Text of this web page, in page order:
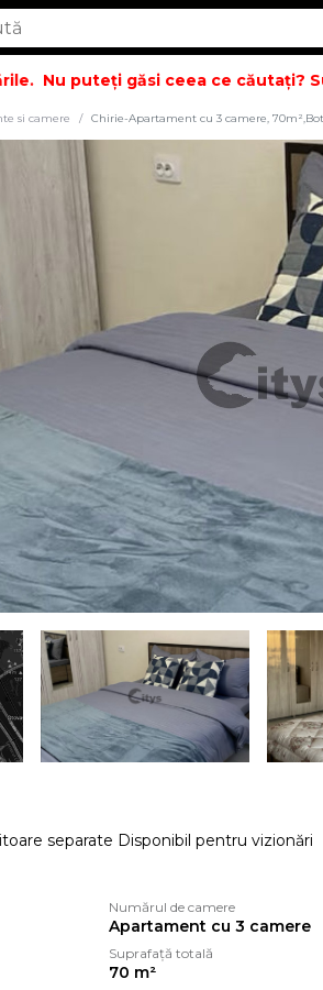
Nu puteți găsi ceea ce căutați?
si camere Chirie-Apartament cu 3 camere,
separate Disponibil pentru vizionări
Numărul de camere
Apartament cu 3 camere
Suprafață totală
70 m²